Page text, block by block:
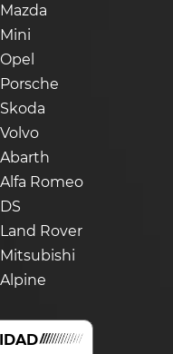
Mazda
Mini
Opel
Porsche
Skoda
Volvo
Abarth
Alfa Romeo
DS
Land Rover
Mitsubishi
Alpine